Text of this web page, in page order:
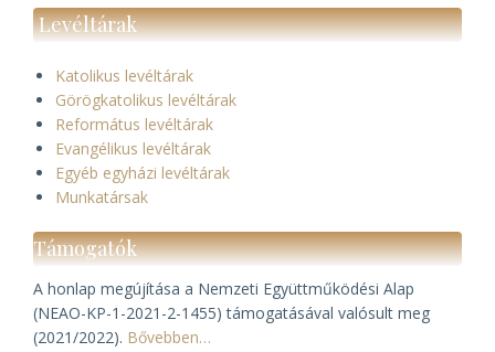
Levéltárak
Katolikus levéltárak
Görögkatolikus levéltárak
Református levéltárak
Evangélikus levéltárak
Egyéb egyházi levéltárak
Munkatársak
Támogatók
A honlap megújítása a Nemzeti Együttműködési Alap
(NEAO-KP-1-2021-2-1455) támogatásával valósult meg
(2021/2022). Bővebben…